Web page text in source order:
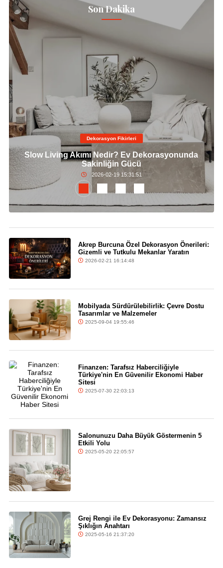
Son Dakika
Dekorasyon Fikirleri
Slow Living Akımı Nedir? Ev Dekorasyonunda
Sakinliğin Gücü
2026-02-19 15:31:51
Akrep Burcuna Özel Dekorasyon Önerileri:
Gizemli ve Tutkulu Mekanlar Yaratın
2026-02-21 16:14:48
Mobilyada Sürdürülebilirlik: Çevre Dostu
Tasarımlar ve Malzemeler
2025-09-04 19:55:46
Finanzen: Tarafsız Haberciliğiyle
Türkiye'nin En Güvenilir Ekonomi Haber
Sitesi
2025-07-30 22:03:13
Salonunuzu Daha Büyük Göstermenin 5
Etkili Yolu
2025-05-20 22:05:57
Grej Rengi ile Ev Dekorasyonu: Zamansız
Şıklığın Anahtarı
2025-05-16 21:37:20